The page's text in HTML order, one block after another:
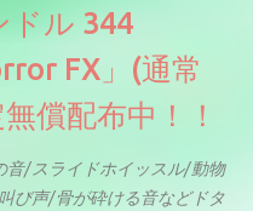
ドル 344
FX」(通常
償配布中！！
音/スライドホイッスル/動物
び声/骨が砕ける音などドタ